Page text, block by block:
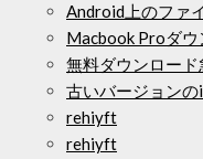
Android上のファ
Macbook Proダウ
無料ダウンロー
古いバージョン
rehiyft
rehiyft